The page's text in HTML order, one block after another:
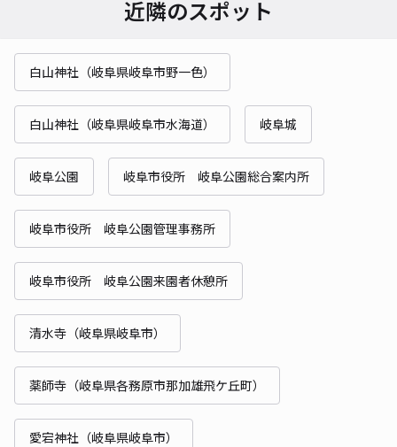
近隣のスポット
白山神社（岐阜県岐阜市野一色）
白山神社（岐阜県岐阜市水海道） 岐阜城
岐阜公園 岐阜市役所 岐阜公園総合案内所
岐阜市役所 岐阜公園管理事務所
岐阜市役所 岐阜公園来園者休憩所
清水寺（岐阜県岐阜市）
薬師寺（岐阜県各務原市那加雄飛ケ丘町）
愛宕神社（岐阜県岐阜市）